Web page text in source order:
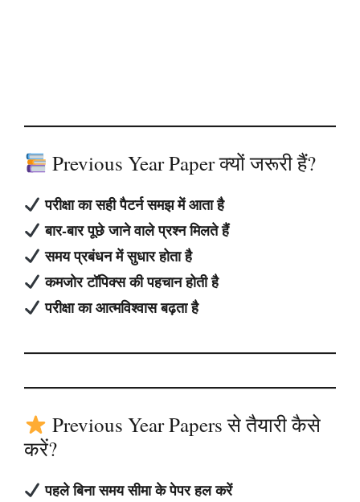
Previous Year Paper क्यों जरूरी हैं?
परीक्षा का सही पैटर्न समझ में आता है
बार-बार पूछे जाने वाले प्रश्न मिलते हैं
समय प्रबंधन में सुधार होता है
कमजोर टॉपिक्स की पहचान होती है
परीक्षा का आत्मविश्वास बढ़ता है
Previous Year Papers से तैयारी कैसे
करें?
पहले बिना समय सीमा के पेपर हल करें